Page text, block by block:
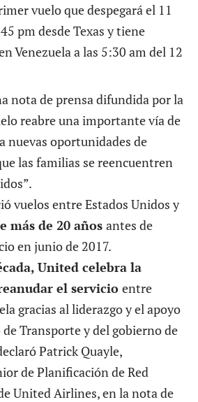
vuelo que despegará el 11
pm desde Texas y tiene
Venezuela a las 5:30 am del 12
nota de prensa difundida por la
reabre una importante vía de
nuevas oportunidades de
las familias se reencuentren
vuelos entre Estados Unidos y
más de 20 años antes de
en junio de 2017.
United celebra la
el servicio entre
gracias al liderazgo y el apoyo
Transporte y del gobierno de
Patrick Quayle,
de Planificación de Red
United Airlines, en la nota de